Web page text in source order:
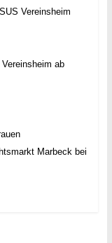
Vereinsheim
ab
Marbeck bei